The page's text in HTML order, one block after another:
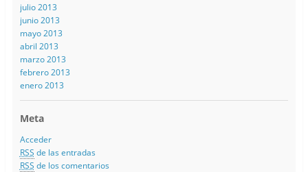
julio 2013
junio 2013
mayo 2013
abril 2013
marzo 2013
febrero 2013
enero 2013
Meta
Acceder
RSS de las entradas
RSS de los comentarios